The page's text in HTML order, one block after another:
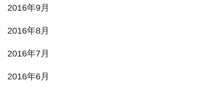
2016年9月
2016年8月
2016年7月
2016年6月